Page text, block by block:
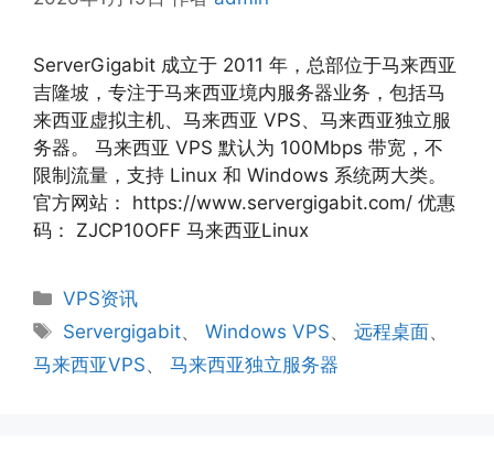
ServerGigabit 成立于 2011 年，总部位于马来西亚
吉隆坡，专注于马来西亚境内服务器业务，包括马
来西亚虚拟主机、马来西亚 VPS、马来西亚独立服
务器。 马来西亚 VPS 默认为 100Mbps 带宽，不
限制流量，支持 Linux 和 Windows 系统两大类。
官方网站： https://www.servergigabit.com/ 优惠
码： ZJCP10OFF 马来西亚Linux
分
类
VPS资讯
标
签
Servergigabit、Windows VPS、远程桌面、
马来西亚VPS、 马来西亚独立服务器